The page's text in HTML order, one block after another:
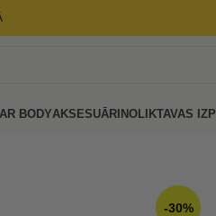
BODYAKSESUĀRINOLIKTAVAS
-30%